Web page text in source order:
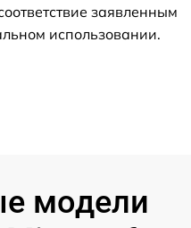
заявленным
использовании.
модели